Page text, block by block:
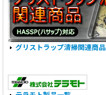
グリストラップ清掃関連商品